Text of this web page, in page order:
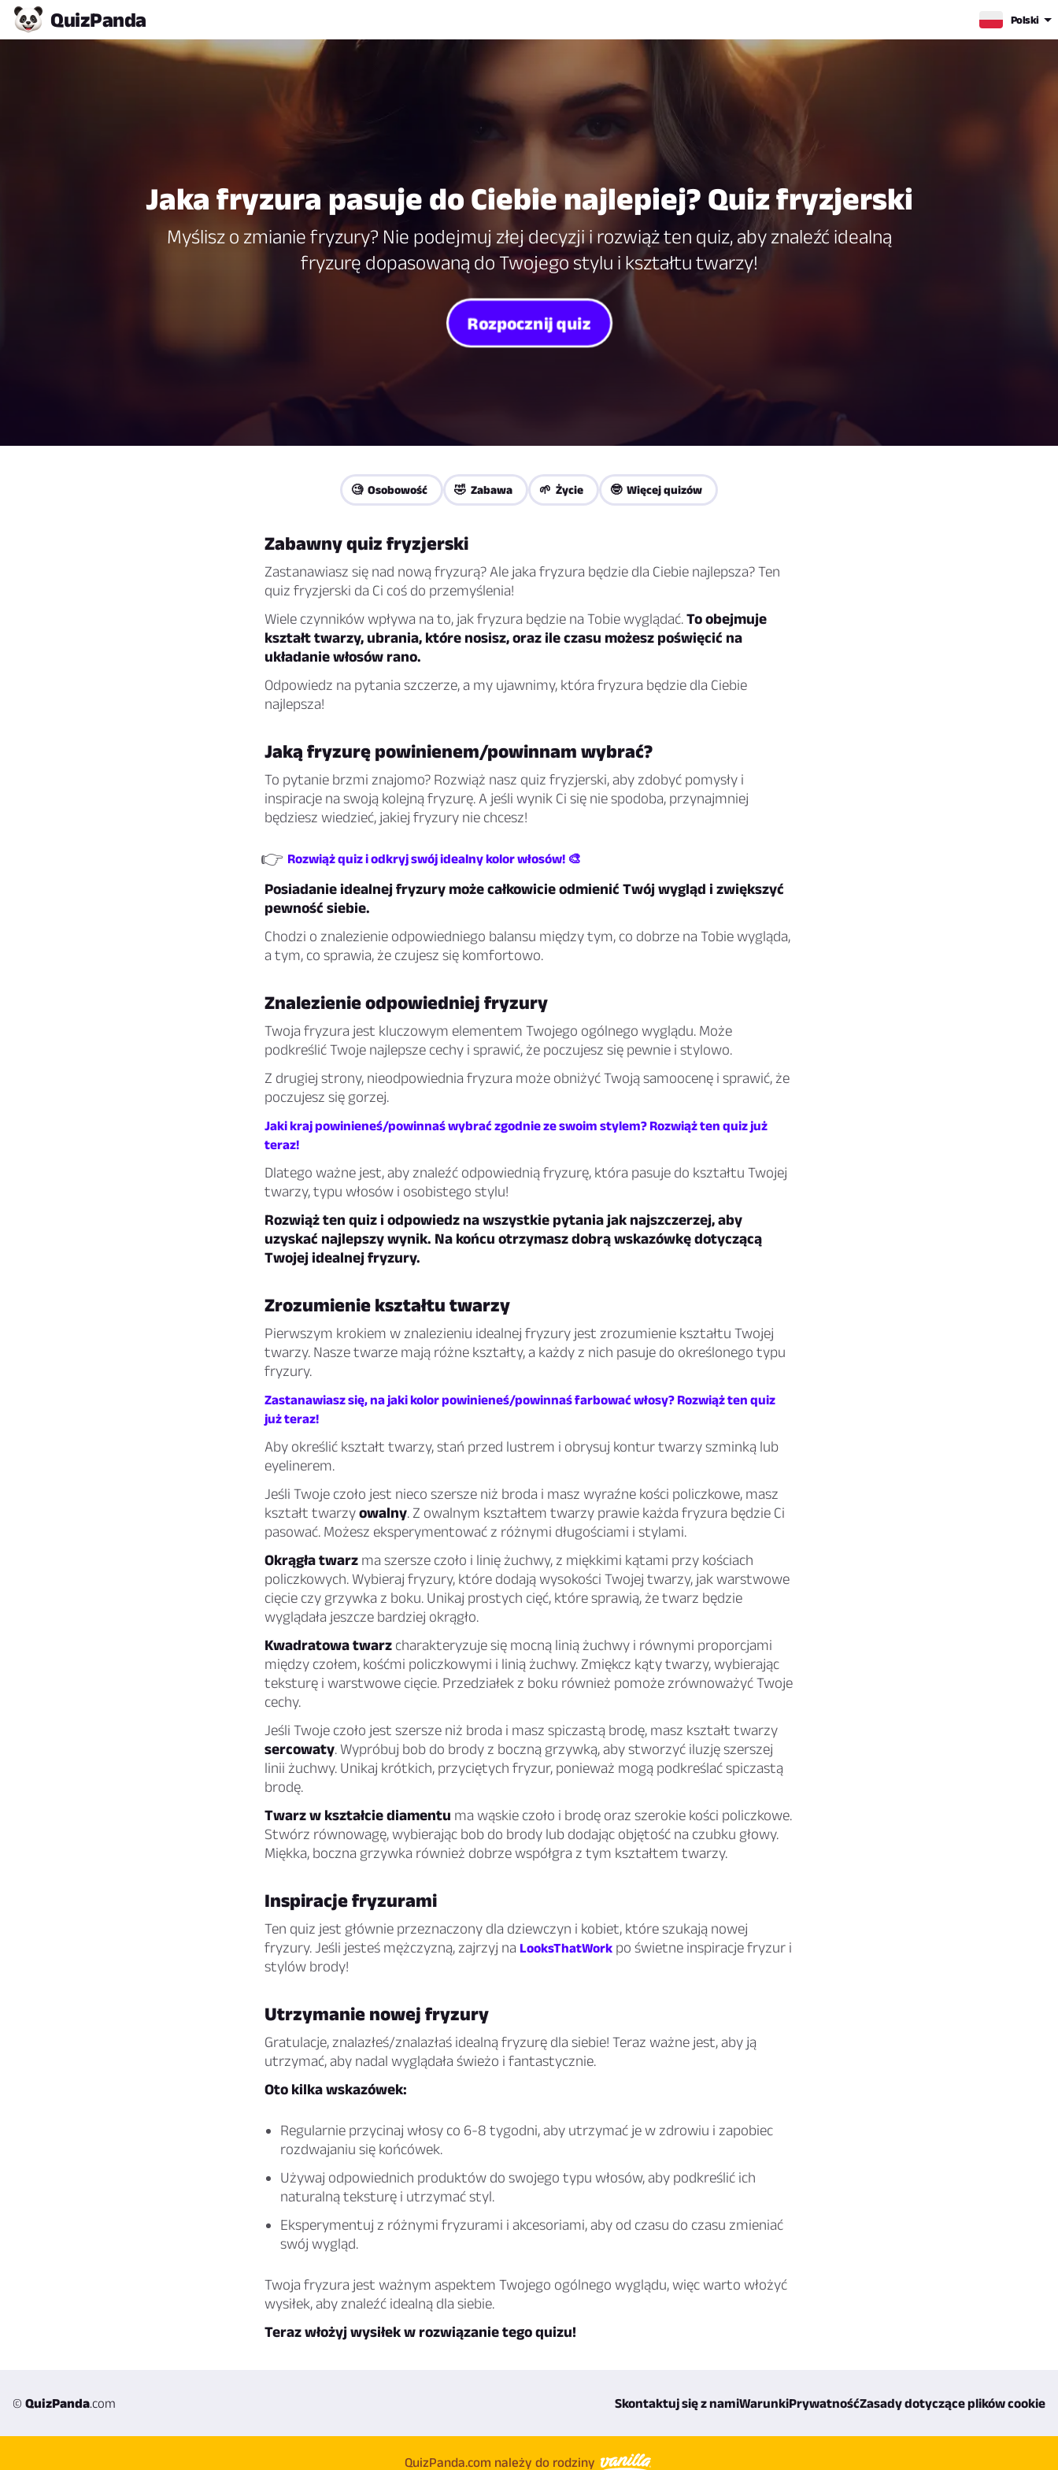
QuizPanda Polski
Jaka fryzura pasuje do Ciebie najlepiej? Quiz fryzjerski
Myślisz o zmianie fryzury? Nie podejmuj złej decyzji i rozwiąż ten quiz, aby znaleźć idealną
fryzurę dopasowaną do Twojego stylu i kształtu twarzy!
Rozpocznij quiz
🧐 Osobowość 🤣 Zabawa 🌱 Życie 🤓 Więcej quizów
Zabawny quiz fryzjerski
Zastanawiasz się nad nową fryzurą? Ale jaka fryzura będzie dla Ciebie najlepsza? Ten
quiz fryzjerski da Ci coś do przemyślenia!
Wiele czynników wpływa na to, jak fryzura będzie na Tobie wyglądać.To obejmuje
kształt twarzy, ubrania, które nosisz, oraz ile czasu możesz poświęcić na
układanie włosów rano.
Odpowiedz na pytania szczerze, a my ujawnimy, która fryzura będzie dla Ciebie
najlepsza!
Jaką fryzurę powinienem/powinnam wybrać?
To pytanie brzmi znajomo? Rozwiąż nasz quiz fryzjerski, aby zdobyć pomysły i
inspiracje na swoją kolejną fryzurę. A jeśli wynik Ci się nie spodoba, przynajmniej
będziesz wiedzieć, jakiej fryzury nie chcesz!
👉 Rozwiąż quiz i odkryj swój idealny kolor włosów! 🎨
Posiadanie idealnej fryzury może całkowicie odmienić Twój wygląd i zwiększyć
pewność siebie.
Chodzi o znalezienie odpowiedniego balansu między tym, co dobrze na Tobie wygląda,
a tym, co sprawia, że czujesz się komfortowo.
Znalezienie odpowiedniej fryzury
Twoja fryzura jest kluczowym elementem Twojego ogólnego wyglądu. Może
podkreślić Twoje najlepsze cechy i sprawić, że poczujesz się pewnie i stylowo.
Z drugiej strony, nieodpowiednia fryzura może obniżyć Twoją samoocenę i sprawić, że
poczujesz się gorzej.
Jaki kraj powinieneś/powinnaś wybrać zgodnie ze swoim stylem? Rozwiąż ten quiz już
teraz!
Dlatego ważne jest, aby znaleźć odpowiednią fryzurę, która pasuje do kształtu Twojej
twarzy, typu włosów i osobistego stylu!
Rozwiąż ten quiz i odpowiedz na wszystkie pytania jak najszczerzej, aby
uzyskać najlepszy wynik. Na końcu otrzymasz dobrą wskazówkę dotyczącą
Twojej idealnej fryzury.
Zrozumienie kształtu twarzy
Pierwszym krokiem w znalezieniu idealnej fryzury jest zrozumienie kształtu Twojej
twarzy. Nasze twarze mają różne kształty, a każdy z nich pasuje do określonego typu
fryzury.
Zastanawiasz się, na jaki kolor powinieneś/powinnaś farbować włosy? Rozwiąż ten quiz
już teraz!
Aby określić kształt twarzy, stań przed lustrem i obrysuj kontur twarzy szminką lub
eyelinerem.
Jeśli Twoje czoło jest nieco szersze niż broda i masz wyraźne kości policzkowe, masz
kształt twarzyowalny. Z owalnym kształtem twarzy prawie każda fryzura będzie Ci
pasować. Możesz eksperymentować z różnymi długościami i stylami.
Okrągła twarz ma szersze czoło i linię żuchwy, z miękkimi kątami przy kościach
policzkowych. Wybieraj fryzury, które dodają wysokości Twojej twarzy, jak warstwowe
cięcie czy grzywka z boku. Unikaj prostych cięć, które sprawią, że twarz będzie
wyglądała jeszcze bardziej okrągło.
Kwadratowa twarz charakteryzuje się mocną linią żuchwy i równymi proporcjami
między czołem, kośćmi policzkowymi i linią żuchwy. Zmiękcz kąty twarzy, wybierając
teksturę i warstwowe cięcie. Przedziałek z boku również pomoże zrównoważyć Twoje
cechy.
Jeśli Twoje czoło jest szersze niż broda i masz spiczastą brodę, masz kształt twarzy
sercowaty. Wypróbuj bob do brody z boczną grzywką, aby stworzyć iluzję szerszej
linii żuchwy. Unikaj krótkich, przyciętych fryzur, ponieważ mogą podkreślać spiczastą
brodę.
Twarz w kształcie diamentu ma wąskie czoło i brodę oraz szerokie kości policzkowe.
Stwórz równowagę, wybierając bob do brody lub dodając objętość na czubku głowy.
Miękka, boczna grzywka również dobrze współgra z tym kształtem twarzy.
Inspiracje fryzurami
Ten quiz jest głównie przeznaczony dla dziewczyn i kobiet, które szukają nowej
fryzury. Jeśli jesteś mężczyzną, zajrzyj na LooksThatWork po świetne inspiracje fryzur i
stylów brody!
Utrzymanie nowej fryzury
Gratulacje, znalazłeś/znalazłaś idealną fryzurę dla siebie! Teraz ważne jest, aby ją
utrzymać, aby nadal wyglądała świeżo i fantastycznie.
Oto kilka wskazówek:
Regularnie przycinaj włosy co 6-8 tygodni, aby utrzymać je w zdrowiu i zapobiec
rozdwajaniu się końcówek.
Używaj odpowiednich produktów do swojego typu włosów, aby podkreślić ich
naturalną teksturę i utrzymać styl.
Eksperymentuj z różnymi fryzurami i akcesoriami, aby od czasu do czasu zmieniać
swój wygląd.
Twoja fryzura jest ważnym aspektem Twojego ogólnego wyglądu, więc warto włożyć
wysiłek, aby znaleźć idealną dla siebie.
Teraz włożyj wysiłek w rozwiązanie tego quizu!
© QuizPanda.com Skontaktuj się z namiWarunkiPrywatnośćZasady dotyczące plików cookie
QuizPanda.com należy do rodziny